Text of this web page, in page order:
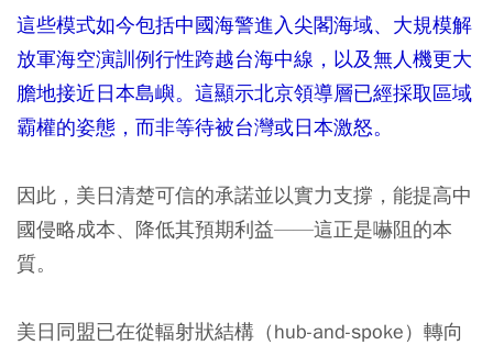
這些模式如今包括中國海警進入尖閣海域、大規模解
放軍海空演訓例行性跨越台海中線，以及無人機更大
膽地接近日本島嶼。這顯示北京領導層已經採取區域
霸權的姿態，而非等待被台灣或日本激怒。
因此，美日清楚可信的承諾並以實力支撐，能提高中
國侵略成本、降低其預期利益——這正是嚇阻的本
質。
美日同盟已在從輻射狀結構（hub-and-spoke）轉向